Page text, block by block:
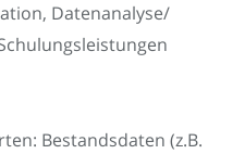
Datenanalyse/
Bestandsdaten (z.B.